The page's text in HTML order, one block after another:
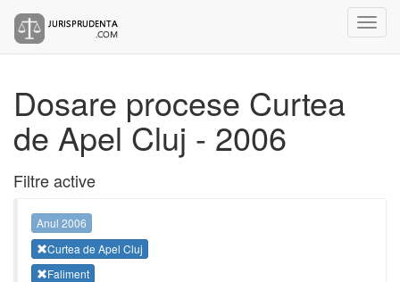
Dosare procese Curtea
de Apel Cluj - 2006
Filtre active
Anul 2006
Curtea de Apel Cluj
Faliment